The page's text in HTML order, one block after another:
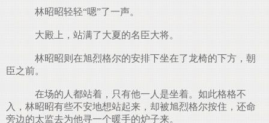
林昭昭轻轻“嗯”了一声。
大殿上，站满了大夏的名臣大将。
林昭昭则在旭烈格尔的安排下坐在了龙椅的下方，朝
臣之前。
在场的人都站着，只有他一人是坐着。如此格格不
入，林昭昭有些不安地想站起来，却被旭烈格尔按住，还命
旁边的太监去为他寻一个暖手的炉子来。